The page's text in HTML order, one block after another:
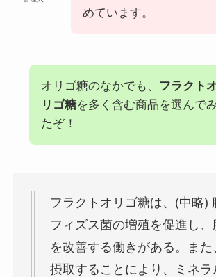
めています。
オリゴ糖のなかでも、 フラクト
リゴ糖を多く含む商品を選んで
たぞ！
フラクトオリゴ糖は、(中略)
フィズス菌の増殖を促進し、
を改善する働きがある。また
摂取することにより、ミネラ